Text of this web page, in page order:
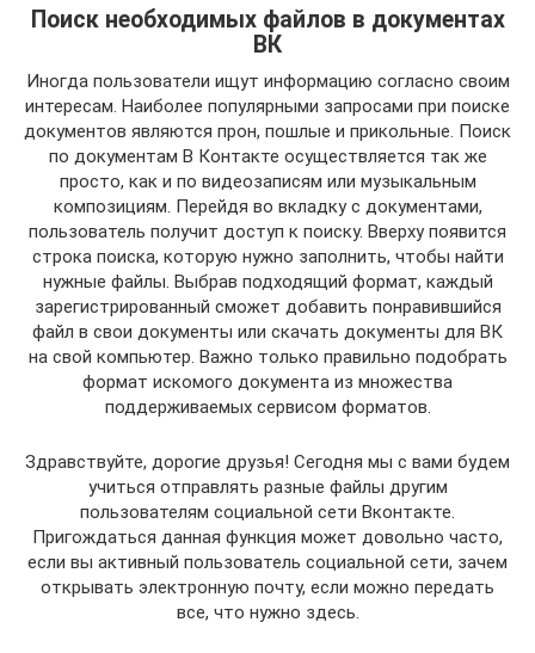
Поиск необходимых файлов в документах
ВК
Иногда пользователи ищут информацию согласно своим
интересам. Наиболее популярными запросами при поиске
документов являются прон, пошлые и прикольные. Поиск
по документам В Контакте осуществляется так же
просто, как и по видеозаписям или музыкальным
композициям. Перейдя во вкладку с документами,
пользователь получит доступ к поиску. Вверху появится
строка поиска, которую нужно заполнить, чтобы найти
нужные файлы. Выбрав подходящий формат, каждый
зарегистрированный сможет добавить понравившийся
файл в свои документы или скачать документы для ВК
на свой компьютер. Важно только правильно подобрать
формат искомого документа из множества
поддерживаемых сервисом форматов.
Здравствуйте, дорогие друзья! Сегодня мы с вами будем
учиться отправлять разные файлы другим
пользователям социальной сети Вконтакте.
Пригождаться данная функция может довольно часто,
если вы активный пользователь социальной сети, зачем
открывать электронную почту, если можно передать
все, что нужно здесь.